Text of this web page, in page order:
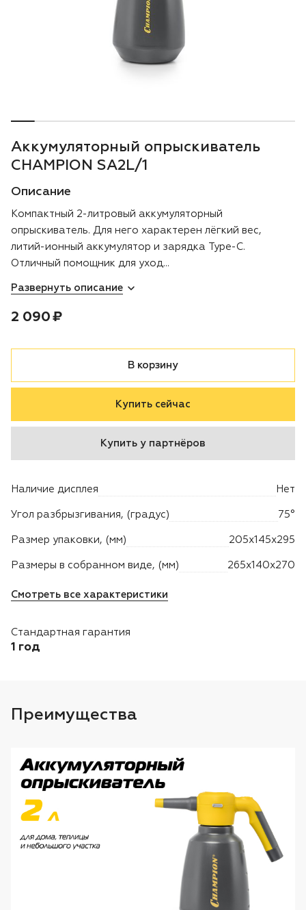
Генераторы
Скарификаторы
Мотопомпы
Подметальные машины
Строительная техника
Снегоотбрасыватели
Техника PRO
Дровоколы
Высоторезы
Аккумуляторный опрыскиватель
CHAMPION SA2L/1
Описание
Компактный 2-литровый аккумуляторный
опрыскиватель. Для него характерен лёгкий вес,
литий-ионный аккумулятор и зарядка Type-C.
Отличный помощник для уход...
Развернуть описание
В корзину
Купить сейчас
Купить у партнёров
Наличие дисплея Нет
Угол разбрызгивания, (градус) 75°
Размер упаковки, (мм) 205х145х295
Размеры в собранном виде, (мм) 265х140х270
Смотреть все характеристики
Стандартная гарантия
1 год
Цена:
2 090 ₽рублей
Преимущества